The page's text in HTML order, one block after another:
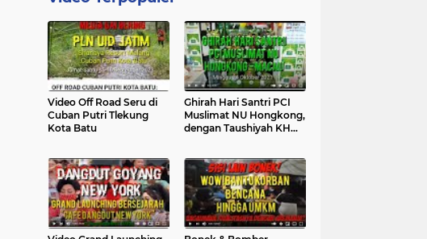
Video Off Road Seru di
Cuban Putri Tlekung
Kota Batu
Ghirah Hari Santri PCI
Muslimat NU Hongkong,
dengan Taushiyah KH